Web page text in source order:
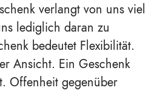
verlangt von uns viel
lediglich daran zu
bedeutet Flexibilität.
Ansicht. Ein Geschenk
Offenheit gegenüber